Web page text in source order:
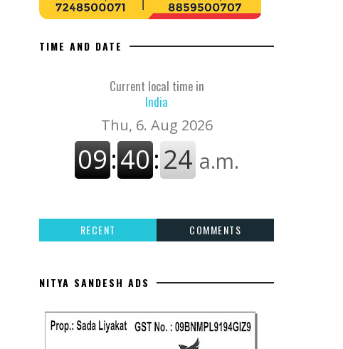
TIME AND DATE
Current local time in
India
RECENT COMMENTS
NITYA SANDESH ADS